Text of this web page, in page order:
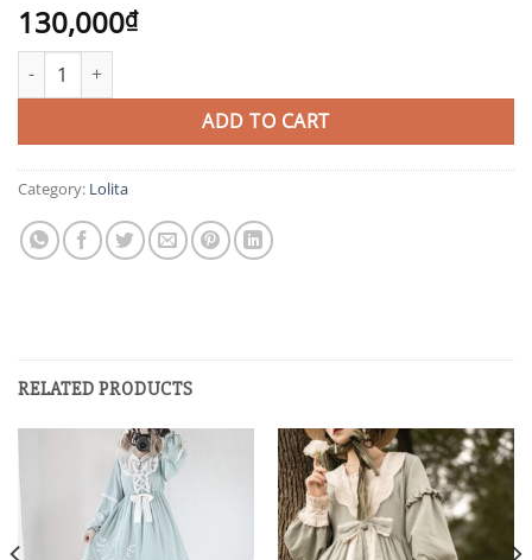
130,000₫
KKC quantity
ADD TO CART
Category: Lolita
RELATED PRODUCTS